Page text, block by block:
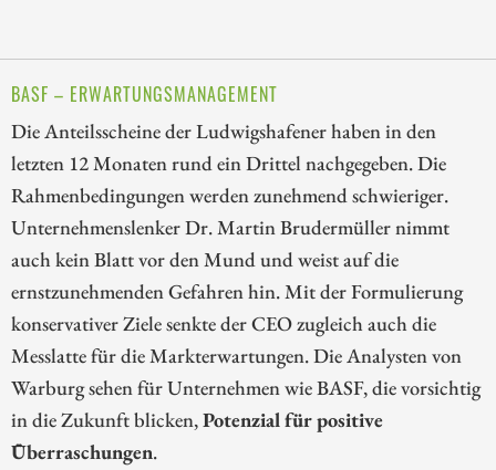
BASF – ERWARTUNGSMANAGEMENT
Die Anteilsscheine der Ludwigshafener haben in den
letzten 12 Monaten rund ein Drittel nachgegeben. Die
Rahmenbedingungen werden zunehmend schwieriger.
Unternehmenslenker Dr. Martin Brudermüller nimmt
auch kein Blatt vor den Mund und weist auf die
ernstzunehmenden Gefahren hin. Mit der Formulierung
konservativer Ziele senkte der CEO zugleich auch die
Messlatte für die Markterwartungen. Die Analysten von
Warburg sehen für Unternehmen wie BASF, die vorsichtig
in die Zukunft blicken,Potenzial für positive
Überraschungen.